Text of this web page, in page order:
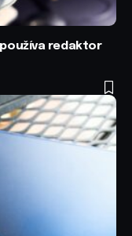
používa redaktor